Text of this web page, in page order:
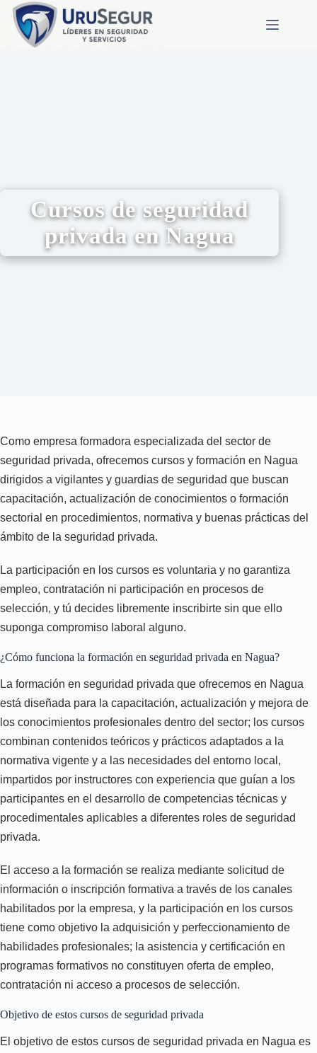
Cursos de seguridad
privada en Nagua
Como empresa formadora especializada del sector de
seguridad privada, ofrecemos cursos y formación en Nagua
dirigidos a vigilantes y guardias de seguridad que buscan
capacitación, actualización de conocimientos o formación
sectorial en procedimientos, normativa y buenas prácticas del
ámbito de la seguridad privada.
La participación en los cursos es voluntaria y no garantiza
empleo, contratación ni participación en procesos de
selección, y tú decides libremente inscribirte sin que ello
suponga compromiso laboral alguno.
¿Cómo funciona la formación en seguridad privada en Nagua?
La formación en seguridad privada que ofrecemos en Nagua
está diseñada para la capacitación, actualización y mejora de
los conocimientos profesionales dentro del sector; los cursos
combinan contenidos teóricos y prácticos adaptados a la
normativa vigente y a las necesidades del entorno local,
impartidos por instructores con experiencia que guían a los
participantes en el desarrollo de competencias técnicas y
procedimentales aplicables a diferentes roles de seguridad
privada.
El acceso a la formación se realiza mediante solicitud de
información o inscripción formativa a través de los canales
habilitados por la empresa, y la participación en los cursos
tiene como objetivo la adquisición y perfeccionamiento de
habilidades profesionales; la asistencia y certificación en
programas formativos no constituyen oferta de empleo,
contratación ni acceso a procesos de selección.
Objetivo de estos cursos de seguridad privada
El objetivo de estos cursos de seguridad privada en Nagua es